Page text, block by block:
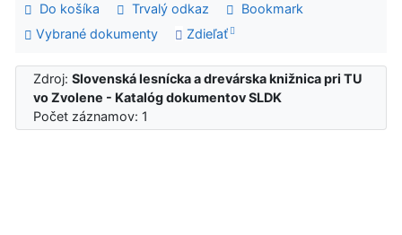
Do košíka Trvalý odkaz
Bookmark
Vybrané dokumenty
Zdieľať
Zdroj:Slovenská lesnícka a drevárska knižnica pri TU
vo Zvolene - Katalóg dokumentov SLDK
Počet záznamov: 1